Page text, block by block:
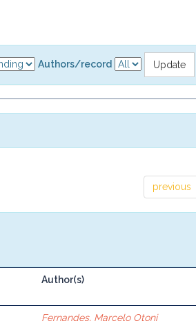
Authors/record
previous
Author(s)
Fernandes, Marcelo Otoni